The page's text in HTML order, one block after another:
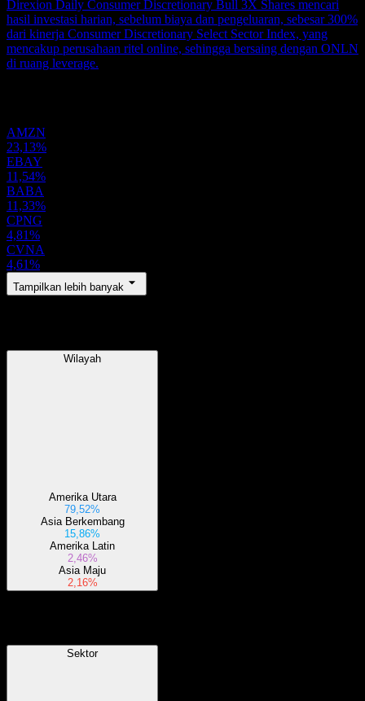
Direxion Daily Consumer Discretionary Bull 3X Shares mencari
hasil investasi harian, sebelum biaya dan pengeluaran, sebesar 300%
dari kinerja Consumer Discretionary Select Sector Index, yang
mencakup perusahaan ritel online, sehingga bersaing dengan ONLN
di ruang leverage.
AMZN
23,13%
EBAY
11,54%
BABA
11,33%
CPNG
4,81%
CVNA
4,61%
Tampilkan lebih banyak
Wilayah
Amerika Utara
79,52%
Asia Berkembang
15,86%
Amerika Latin
2,46%
Asia Maju
2,16%
Sektor